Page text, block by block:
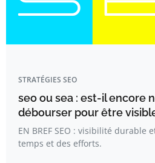
STRATÉGIES SEO
seo ou sea : est-il encore
débourser pour être
EN BREF SEO : visibilité durable
temps et des efforts.